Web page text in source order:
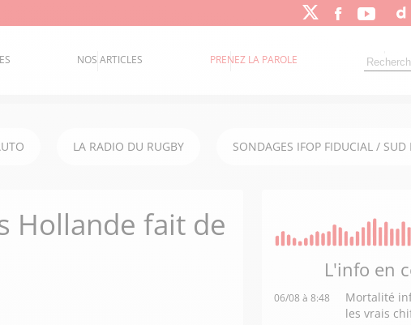
NOS ARTICLES PRENEZ LA PAROLE
LA RADIO DU RUGBY SONDAGES IFOP FIDUCIAL / SUD
Hollande fait de
L'info en
06/08 à 8:48
Mortalité
les vrais